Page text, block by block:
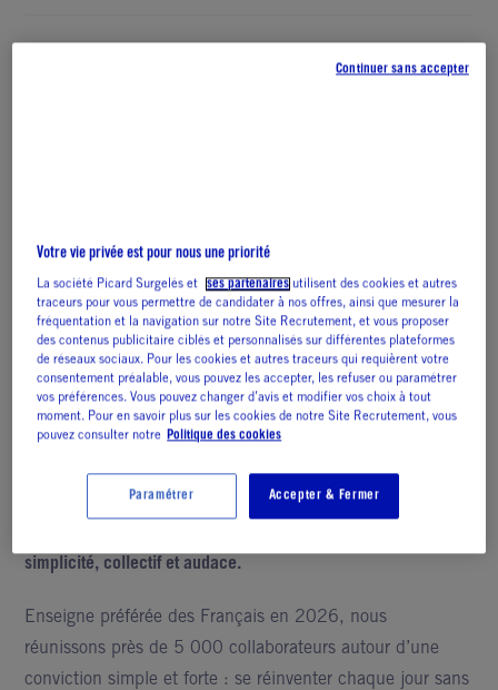
Postuler
L'entreprise
simplicité, collectif et audace.
Enseigne préférée des Français en 2026, nous
réunissons près de 5 000 collaborateurs autour d’une
conviction simple et forte : se réinventer chaque jour sans
Votre vie privée est pour nous une priorité
La société Picard Surgelés et ses partenaires utilisent des cookies et autres
traceurs pour vous permettre de candidater à nos offres, ainsi que mesurer la
fréquentation et la navigation sur notre Site Recrutement, et vous proposer
des contenus publicitaire ciblés et personnalisés sur différentes plateformes
de réseaux sociaux. Pour les cookies et autres traceurs qui requièrent votre
consentement préalable, vous pouvez les accepter, les refuser ou paramétrer
vos préférences. Vous pouvez changer d’avis et modifier vos choix à tout
moment. Pour en savoir plus sur les cookies de notre Site Recrutement, vous
pouvez consulter notre
Politique des cookies
Paramétrer Accepter & Fermer
Continuer sans accepter